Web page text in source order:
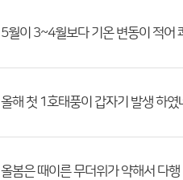
5월이 3~4월보다 기온 변동이 적어
올해 첫 1호태풍이 갑자기 발생 하였
올봄은 때이른 무더위가 약해서 다행